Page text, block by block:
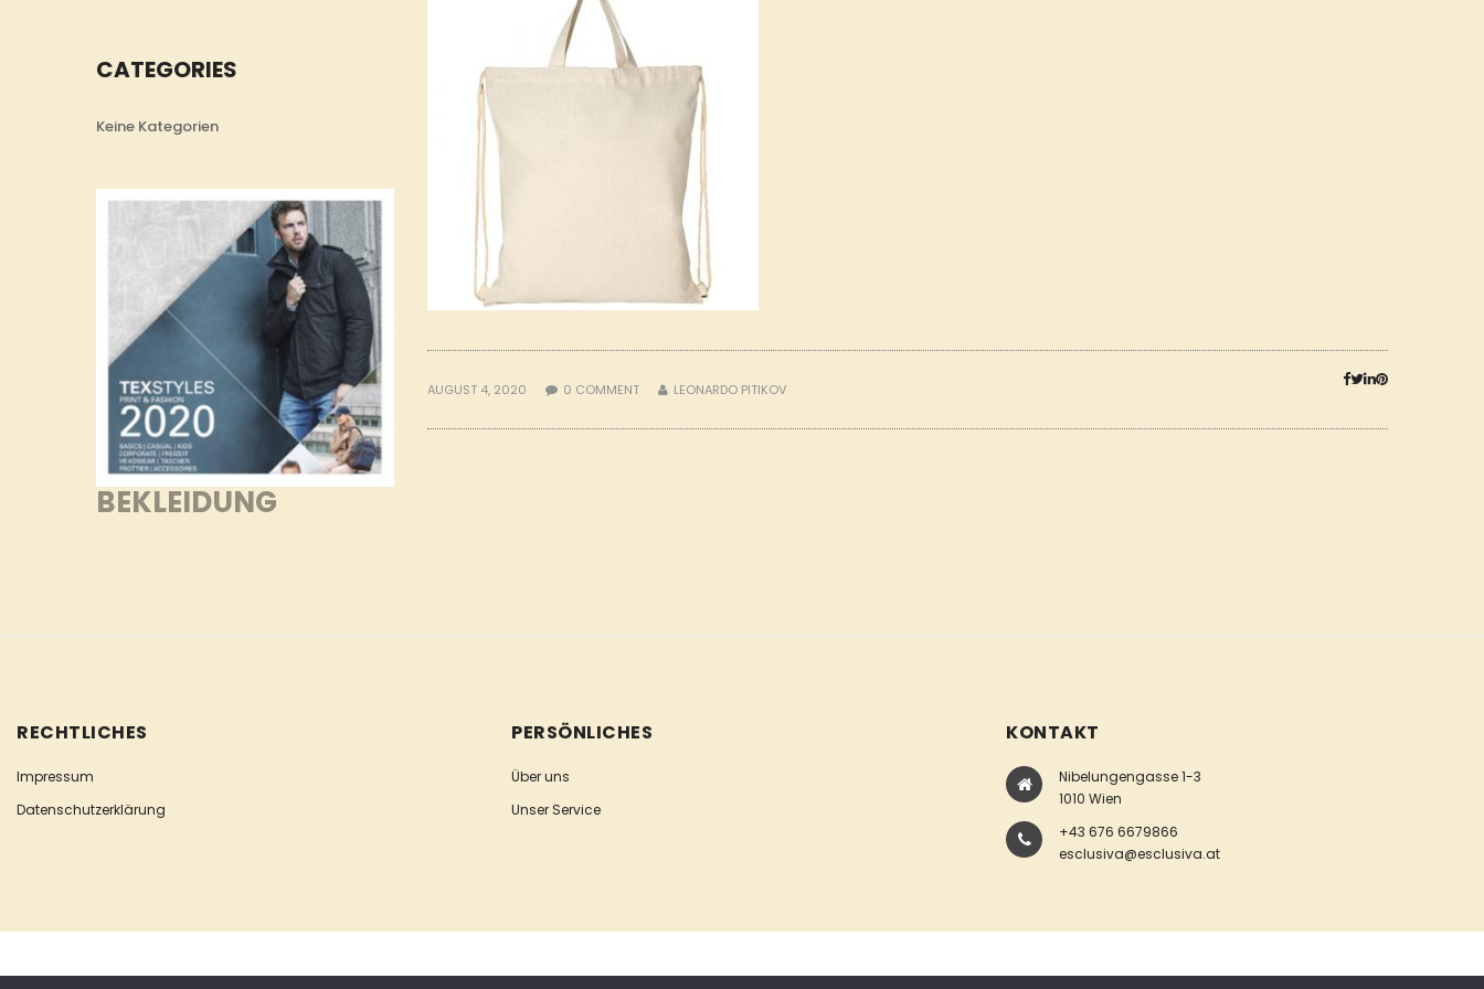
CATEGORIES
Keine Kategorien
BEKLEIDUNG
AUGUST 4, 2020 0 COMMENT LEONARDO PITIKOV
RECHTLICHES
Impressum
Datenschutzerklärung
PERSÖNLICHES
Über uns
Unser Service
KONTAKT
Nibelungengasse 1-3
1010 Wien
+43 676 6679866
esclusiva@esclusiva.at